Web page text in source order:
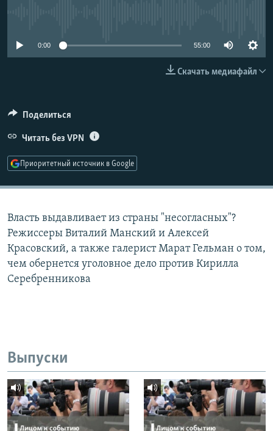
0:00 55:00
Скачать медиафайл
Поделиться
Читать без VPN
Приоритетный источник в Google
Власть выдавливает из страны "несогласных"?
Режиссеры Виталий Манский и Алексей
Красовский, а также галерист Марат Гельман о том,
чем обернется уголовное дело против Кирилла
Серебренникова
Выпуски